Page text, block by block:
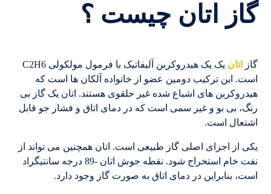
گاز اتان چیست ؟
گاز اتان
یک یک هیدروکربن آلیفاتیک با فرمول مولکولی C2H6
است. این ترکیب دومین عضو از خانواده آلکان ها است که
هیدروکربن های اشباع شده غیر حلقوی هستند. اتان یک گاز بی
رنگ، بی بو و غیر سمی است که در دمای اتاق و فشار جو قابل
اشتعال است.
یکی از اجزای اصلی گاز طبیعی است. اتان همچنین می تواند از
نفت خام استخراج شود. نقطه جوش اتان -89 درجه سانتیگراد
است، بنابراین در دمای اتاق به صورت گاز وجود دارد.